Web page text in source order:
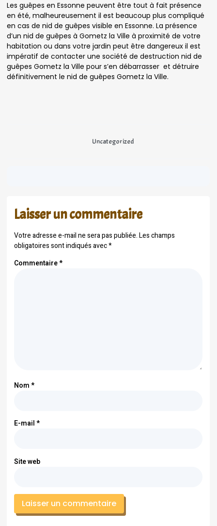
Les guêpes en Essonne peuvent être tout à fait présence
en été, malheureusement il est beaucoup plus compliqué
en cas de nid de guêpes visible en Essonne. La présence
d’un nid de guêpes à Gometz la Ville à proximité de votre
habitation ou dans votre jardin peut être dangereux il est
impératif de contacter une société de destruction nid de
guêpes Gometz la Ville pour s’en débarrasser et détruire
définitivement le nid de guêpes Gometz la Ville.
Uncategorized
Laisser un commentaire
Votre adresse e-mail ne sera pas publiée.Les champs
obligatoires sont indiqués avec*
Commentaire*
Nom*
E-mail*
Site web